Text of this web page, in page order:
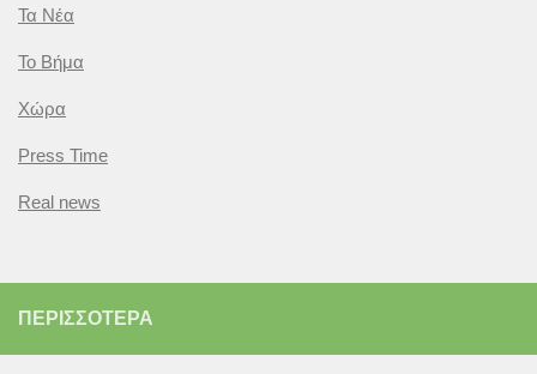
Τα Νέα
Το Βήμα
Χώρα
Press Time
Real news
ΠΕΡΙΣΣΌΤΕΡΑ